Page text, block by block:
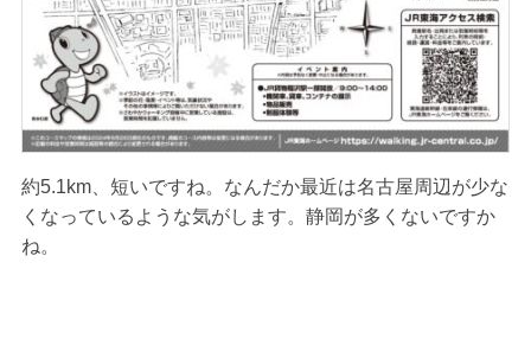
約5.1km、短いですね。なんだか最近は名古屋周辺が少な
くなっているような気がします。静岡が多くないですか
ね。